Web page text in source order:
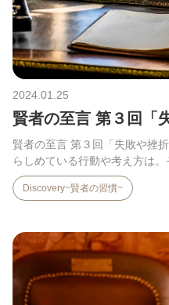
2024.01.25
賢者の至言 第３回「
賢者の至言 第３回「失敗や挫
らしめている行動や考え方は
Discovery~賢者の習慣~